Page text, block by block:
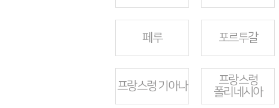
페루 포르투갈
프랑스령 기아나
프랑스령
폴리네시아